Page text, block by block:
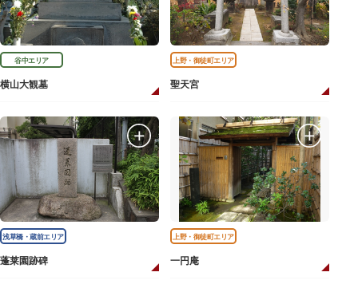
谷中エリア
横山大観墓
上野・御徒町エリア
聖天宮
浅草橋・蔵前エリア
蓬莱園跡碑
上野・御徒町エリア
一円庵